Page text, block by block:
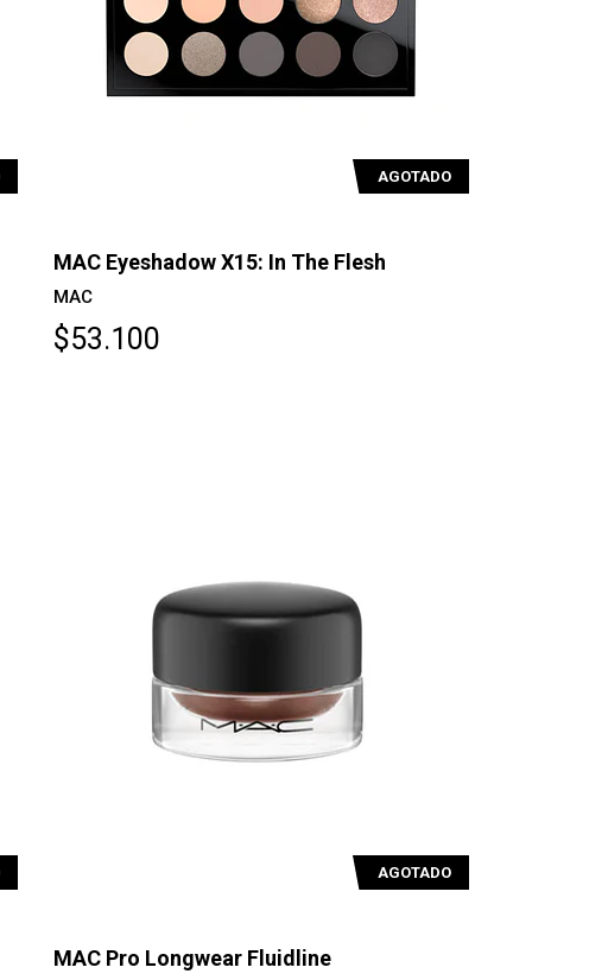
AGOTADO
MAC Eyeshadow X15: In The Flesh
MAC
$53.100
AGOTADO
MAC Pro Longwear Fluidline